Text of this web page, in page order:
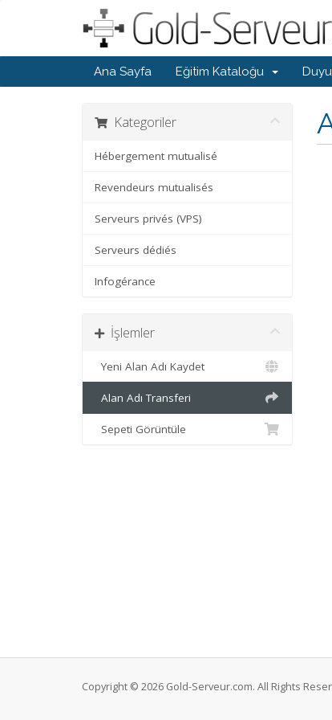
Ana Sayfa Eğitim Kataloğu
Kategoriler
Hébergement mutualisé
Revendeurs mutualisés
Serveurs privés (VPS)
Serveurs dédiés
Infogérance
İşlemler
Yeni Alan Adı Kaydet
Alan Adı Transferi
Sepeti Görüntüle
Copyright © 2026 Gold-Serveur.com. All Rights